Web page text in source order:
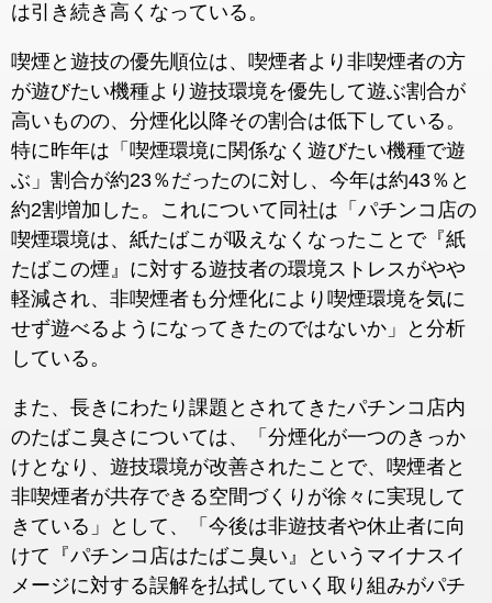
は引き続き高くなっている。
喫煙と遊技の優先順位は、喫煙者より非喫煙者の方
が遊びたい機種より遊技環境を優先して遊ぶ割合が
高いものの、分煙化以降その割合は低下している。
特に昨年は「喫煙環境に関係なく遊びたい機種で遊
ぶ」割合が約23％だったのに対し、今年は約43％と
約2割増加した。これについて同社は「パチンコ店の
喫煙環境は、紙たばこが吸えなくなったことで『紙
たばこの煙』に対する遊技者の環境ストレスがやや
軽減され、非喫煙者も分煙化により喫煙環境を気に
せず遊べるようになってきたのではないか」と分析
している。
また、長きにわたり課題とされてきたパチンコ店内
のたばこ臭さについては、「分煙化が一つのきっか
けとなり、遊技環境が改善されたことで、喫煙者と
非喫煙者が共存できる空間づくりが徐々に実現して
きている」として、「今後は非遊技者や休止者に向
けて『パチンコ店はたばこ臭い』というマイナスイ
メージに対する誤解を払拭していく取り組みがパチ